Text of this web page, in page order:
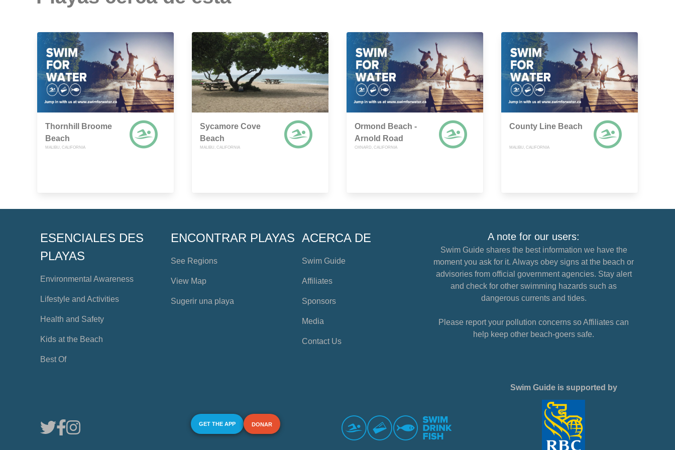
Thornhill Broome
Beach
MALIBU, CALIFORNIA
Sycamore Cove
Beach
MALIBU, CALIFORNIA
Ormond Beach -
Arnold Road
OXNARD, CALIFORNIA
County Line Beach
MALIBU, CALIFORNIA
ESENCIALES DES
PLAYAS
Environmental Awareness
Lifestyle and Activities
Health and Safety
Kids at the Beach
Best Of
ENCONTRAR PLAYAS
See Regions
View Map
Sugerir una playa
ACERCA DE
Swim Guide
Affiliates
Sponsors
Media
Contact Us
A note for our users:
Swim Guide shares the best information we have the
moment you ask for it. Always obey signs at the beach or
advisories from official government agencies. Stay alert
and check for other swimming hazards such as
dangerous currents and tides.
Please report your pollution concerns so Affiliates can
help keep other beach-goers safe.
GET THE APP DONAR
Swim Guide is supported by